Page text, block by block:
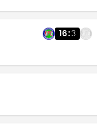
16:3